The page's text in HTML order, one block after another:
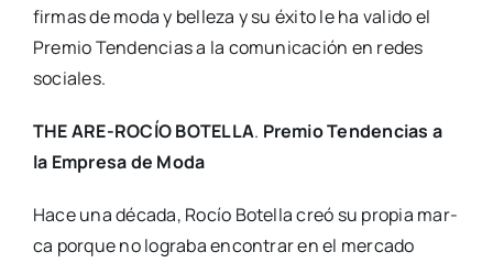
fir­mas de moda y belle­za y su éxi­to le ha vali­do el
Pre­mio Ten­den­cias a la comu­ni­ca­ción en redes
socia­les.
THE ARE-ROCÍO BOTELLA. Pre­mio Ten­den­cias a
la Empre­sa de Moda
Hace una déca­da, Rocío Bote­lla creó su pro­pia mar­
ca por­que no logra­ba encon­trar en el mer­ca­do